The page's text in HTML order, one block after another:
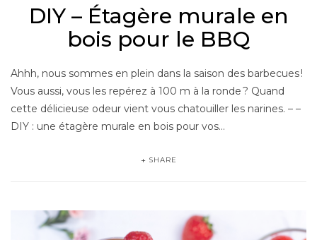
DIY – Étagère murale en
bois pour le BBQ
Ahhh, nous sommes en plein dans la saison des barbecues !
Vous aussi, vous les repérez à 100 m à la ronde ? Quand
cette délicieuse odeur vient vous chatouiller les narines. – –
DIY : une étagère murale en bois pour vos…
SHARE